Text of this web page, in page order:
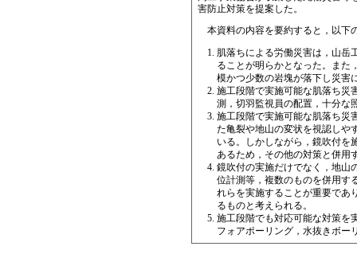
害防止対策を提案した。
本資料の内容を要約すると，以下
肌落ちによる労働災害は，山岳
ることが明らかとなった。また
模かつ少数の岩塊が落下し災害
施工段階で実施可能な肌落ち災
測，切羽監視員の配置，十分な
施工段階で実施可能な肌落ち災
た亀裂や地山の変状を視認しや
いる。しかしながら，鏡吹付を
あるため，その他の対策と併用
鏡吹付の実施だけでなく，地山
位計測等，複数のものを併用す
れらを実施することが重要であ
るものと考えられる。
施工段階でも対応可能な対策を
フォアポーリング，水抜きボー